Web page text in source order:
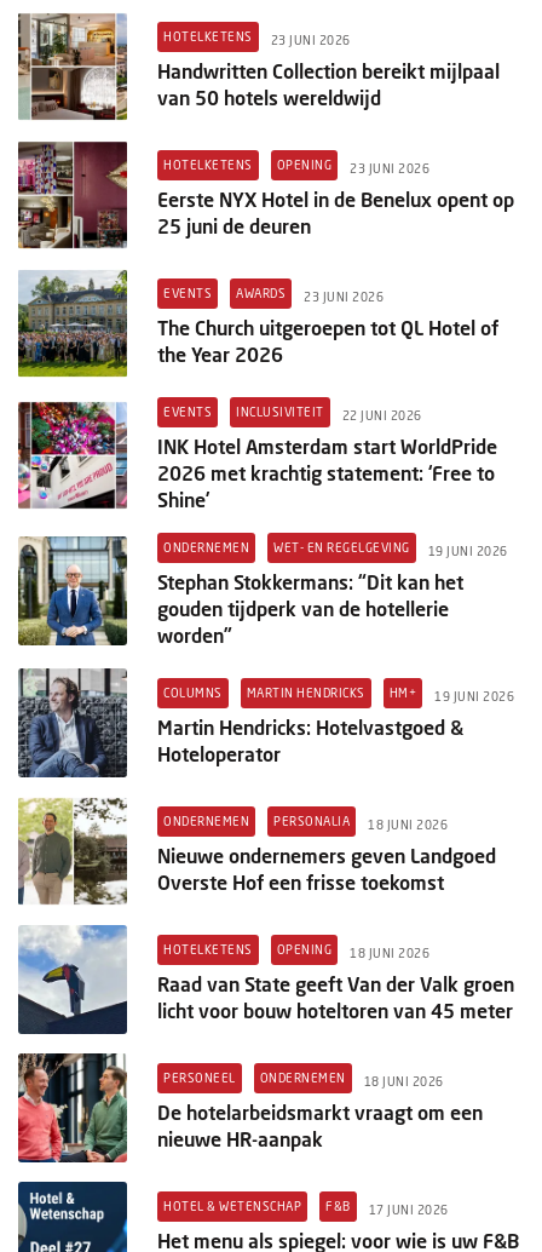
HOTELKETENS 23 JUNI 2026
Handwritten Collection bereikt mijlpaal
van 50 hotels wereldwijd
HOTELKETENS OPENING 23 JUNI 2026
Eerste NYX Hotel in de Benelux opent op
25 juni de deuren
EVENTS AWARDS 23 JUNI 2026
The Church uitgeroepen tot QL Hotel of
the Year 2026
EVENTS INCLUSIVITEIT 22 JUNI 2026
INK Hotel Amsterdam start WorldPride
2026 met krachtig statement: ‘Free to
Shine’
ONDERNEMEN WET- EN REGELGEVING 19 JUNI 2026
Stephan Stokkermans: “Dit kan het
gouden tijdperk van de hotellerie
worden”
COLUMNS MARTIN HENDRICKS HM+ 19 JUNI 2026
Martin Hendricks: Hotelvastgoed &
Hoteloperator
ONDERNEMEN PERSONALIA 18 JUNI 2026
Nieuwe ondernemers geven Landgoed
Overste Hof een frisse toekomst
HOTELKETENS OPENING 18 JUNI 2026
Raad van State geeft Van der Valk groen
licht voor bouw hoteltoren van 45 meter
PERSONEEL ONDERNEMEN 18 JUNI 2026
De hotelarbeidsmarkt vraagt om een
nieuwe HR-aanpak
HOTEL & WETENSCHAP F&B 17 JUNI 2026
Het menu als spiegel: voor wie is uw F&B